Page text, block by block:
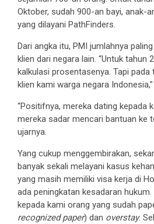
Oktober, sudah 900-an bayi, anak-
yang dilayani PathFinders.
Dari angka itu, PMI jumlahnya
klien dari negara lain. “Untuk tahun
kalkulasi prosentasenya. Tapi pada
klien kami warga negara Indonesia,”
“Positifnya, mereka dating kepada
mereka sadar mencari bantuan ke
ujarnya.
Yang cukup menggembirakan,
banyak sekali melayani kasus
yang masih memiliki visa kerja di
ada peningkatan kesadaran
kepada kami orang yang sudah
recognized paper) dan overstay.